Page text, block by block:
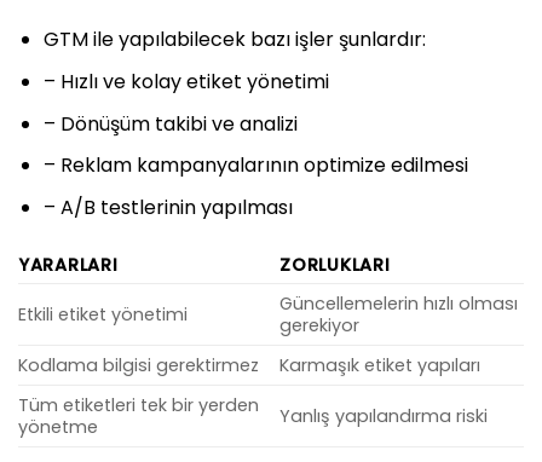
GTM ile yapılabilecek bazı işler şunlardır:
– Hızlı ve kolay etiket yönetimi
– Dönüşüm takibi ve analizi
– Reklam kampanyalarının optimize edilmesi
– A/B testlerinin yapılması
YARARLARI ZORLUKLARI
Etkili etiket yönetimi
Güncellemelerin hızlı olması
gerekiyor
Kodlama bilgisi gerektirmez
Karmaşık etiket yapıları
Tüm etiketleri tek bir yerden
yönetme
Yanlış yapılandırma riski